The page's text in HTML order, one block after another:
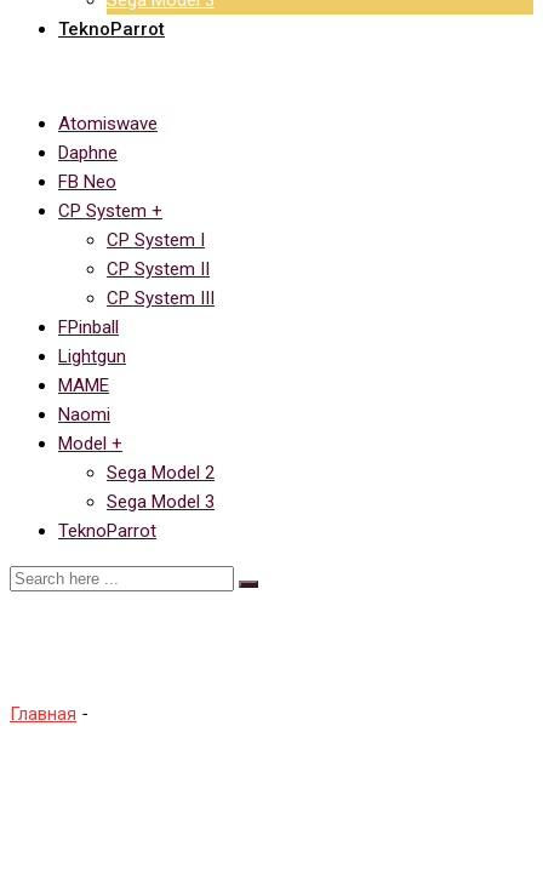
TeknoParrot
Atomiswave
Daphne
FB Neo
CP System +
CP System I
CP System II
CP System III
FPinball
Lightgun
MAME
Naomi
Model +
Sega Model 2
Sega Model 3
TeknoParrot
Главная -